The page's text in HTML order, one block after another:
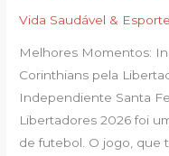
Vida Saudável &
Melhores Momentos:
Corinthians pela
Independiente Santa
Libertadores 2026 foi
de futebol. O jogo, que
1
Corinthians
pela
Libertadores